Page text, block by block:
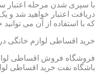
با سپری شدن مرحله اعتبار
دریافت اعتبار خواهید شد و
که با استفاده از آن می
خرید اقساطی لوازم خانگی
فروشگاه فروش اقساطی
باشگاه نفت خرید اقساطی